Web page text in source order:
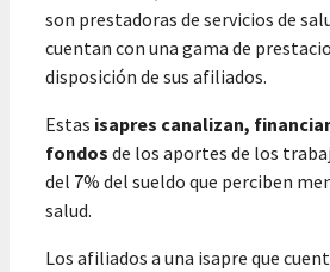
son prestadoras de servicios de
cuentan con una gama de
disposición de sus afiliados.
Estas isapres canalizan,
fondos de los aportes de los
del 7% del sueldo que perciben
salud.
Los afiliados a una isapre que